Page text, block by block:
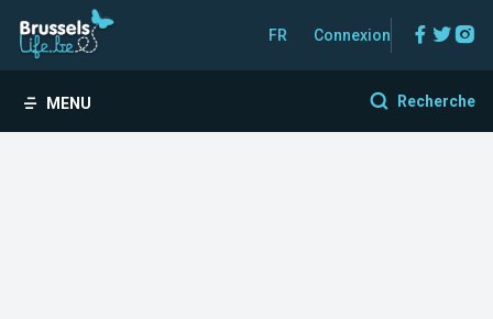
FR Connexion
MENU Recherche